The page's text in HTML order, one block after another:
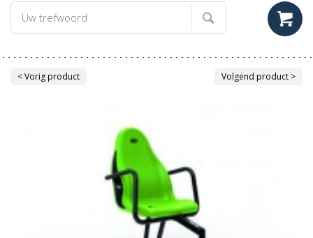
< Vorig product Volgend product >